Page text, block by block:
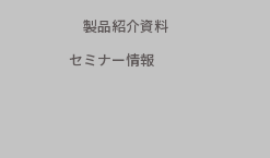
製品紹介資料
セミナー情報